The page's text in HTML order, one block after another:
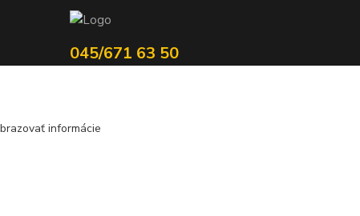
045/671 63 50
informácie